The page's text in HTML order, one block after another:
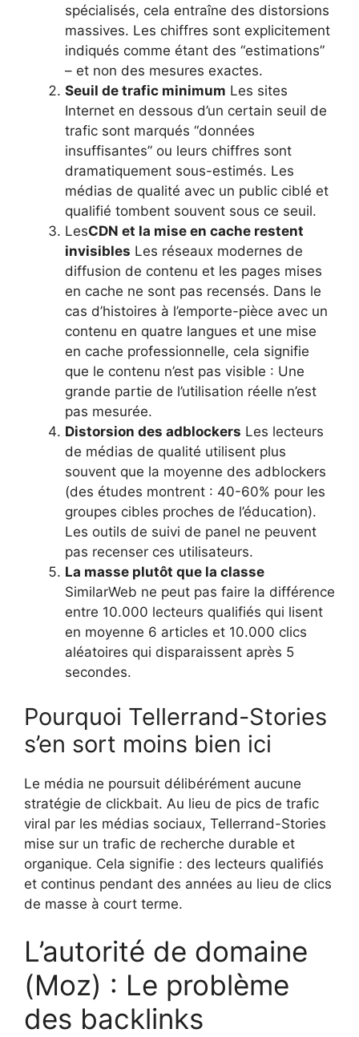
spécialisés, cela entraîne des distorsions
massives. Les chiffres sont explicitement
indiqués comme étant des “estimations”
– et non des mesures exactes.
Seuil de trafic minimum Les sites
Internet en dessous d’un certain seuil de
trafic sont marqués “données
insuffisantes” ou leurs chiffres sont
dramatiquement sous-estimés. Les
médias de qualité avec un public ciblé et
qualifié tombent souvent sous ce seuil.
LesCDN et la mise en cache restent
invisibles Les réseaux modernes de
diffusion de contenu et les pages mises
en cache ne sont pas recensés. Dans le
cas d’histoires à l’emporte-pièce avec un
contenu en quatre langues et une mise
en cache professionnelle, cela signifie
que le contenu n’est pas visible : Une
grande partie de l’utilisation réelle n’est
pas mesurée.
Distorsion des adblockers Les lecteurs
de médias de qualité utilisent plus
souvent que la moyenne des adblockers
(des études montrent : 40-60% pour les
groupes cibles proches de l’éducation).
Les outils de suivi de panel ne peuvent
pas recenser ces utilisateurs.
La masse plutôt que la classe
SimilarWeb ne peut pas faire la différence
entre 10.000 lecteurs qualifiés qui lisent
en moyenne 6 articles et 10.000 clics
aléatoires qui disparaissent après 5
secondes.
Pourquoi Tellerrand-Stories
s’en sort moins bien ici
Le média ne poursuit délibérément aucune
stratégie de clickbait. Au lieu de pics de trafic
viral par les médias sociaux, Tellerrand-Stories
mise sur un trafic de recherche durable et
organique. Cela signifie : des lecteurs qualifiés
et continus pendant des années au lieu de clics
de masse à court terme.
L’autorité de domaine
(Moz) : Le problème
des backlinks